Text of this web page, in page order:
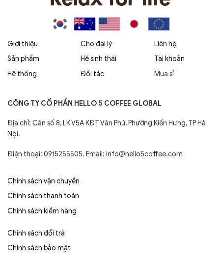
Giới thiệu
Sản phẩm
Hệ thống
Cho đại lý
Hệ sinh thái
Đối tác
Liên hệ
Tài khoản
Mua sỉ
CÔNG TY CỔ PHẦN HELLO 5 COFFEE GLOBAL
Địa chỉ: Căn số 8, LK V5A KĐT Văn Phú, Phường Kiến Hưng, TP Hà
Nội.
Điện thoại: 0915255505. Email: info@hello5coffee.com
Chính sách vận chuyển
Chính sách thanh toán
Chính sách kiểm hàng
Chính sách đổi trả
Chính sách bảo mật